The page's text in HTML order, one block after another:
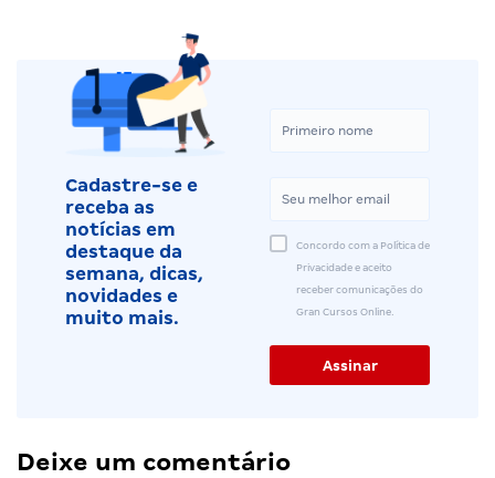
Cadastre-se e
receba as
notícias em
destaque da
semana, dicas,
novidades e
muito mais.
Concordo com a Política de
Privacidade e aceito
receber comunicações do
Gran Cursos Online.
Deixe um comentário